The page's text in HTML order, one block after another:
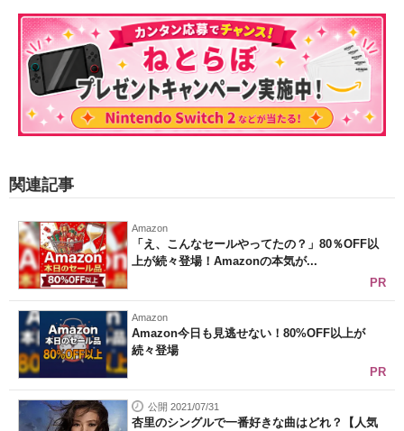
関連記事
Amazon
「え、こんなセールやってたの？」80％OFF以
上が続々登場！Amazonの本気が...
PR
Amazon
Amazon今日も見逃せない！80%OFF以上が
続々登場
PR
公開 2021/07/31
杏里のシングルで一番好きな曲はどれ？【人気